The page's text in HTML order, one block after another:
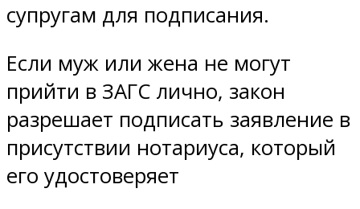
супругам для подписания.
Если муж или жена не могут
прийти в ЗАГС лично, закон
разрешает подписать заявление в
присутствии нотариуса, который
его удостоверяет